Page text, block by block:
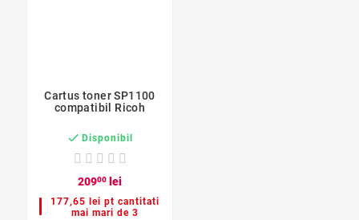
Cartus toner SP1100
compatibil Ricoh
 Disponibil
20900 lei
177,65 lei pt cantitati
mai mari de 3